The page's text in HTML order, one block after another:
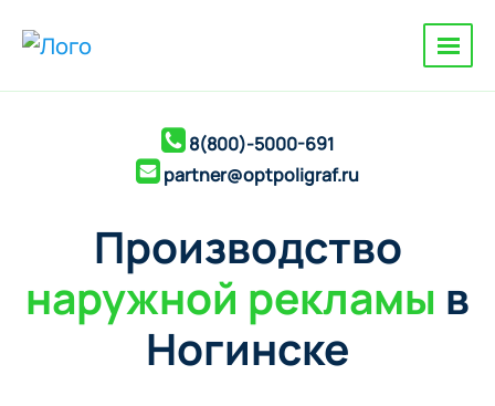
8(800)-5000-691
partner@optpoligraf.ru
Производство
наружной рекламы в
Ногинске